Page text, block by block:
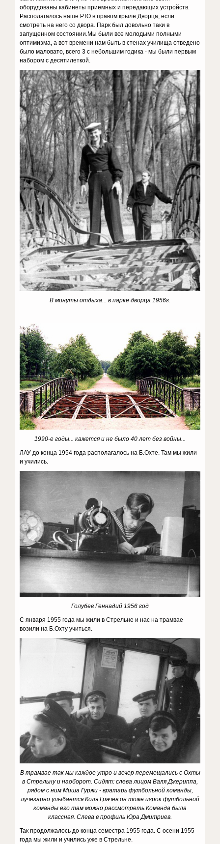
оборудованы кабинеты приемных и передающих устройств.
Располагалось наше РТО в правом крыле Дворца, если
смотреть на него со двора. Парк был довольно таки в
запущенном состоянии.Мы были все молодыми полными
оптимизма, а вот времени нам быть в стенах училища отведено
было маловато, всего 3 с небольшим годика - мы были первым
набором с десятилеткой.
В минуты отдыха... в парке дворца 1956г.
1990-е годы... кажется и не было 40 лет без войны...
ЛАУ до конца 1954 года располагалось на Б.Охте. Там мы жили
и учились.
Голубев Геннадий 1956 год
С января 1955 года мы жили в Стрельне и нас на трамвае
возили на Б.Охту учиться.
В трамвае так мы каждое утро и вечер перемещались с Охты
в Стрельну и наоборот. Сидят: слева лицом Валя Джериппа,
рядом с ним Миша Гуржи - вратарь футбольной команды,
лучезарно улыбается Коля Грачев он тоже игрок футбольной
команды его там можно рассмотреть.Команда была
классная. Слева в профиль Юра Дмитриев.
Так продолжалось до конца семестра 1955 года. С осени 1955
года мы жили и учились уже в Стрельне.